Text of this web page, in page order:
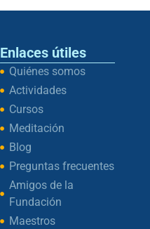
Enlaces útiles
Quiénes somos
Actividades
Cursos
Meditación
Blog
Preguntas frecuentes
Amigos de la
Fundación
Maestros